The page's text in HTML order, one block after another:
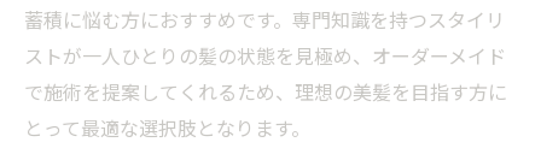
蓄積に悩む方におすすめです。専門知識を持つスタイリ
ストが一人ひとりの髪の状態を見極め、オーダーメイド
で施術を提案してくれるため、理想の美髪を目指す方に
とって最適な選択肢となります。